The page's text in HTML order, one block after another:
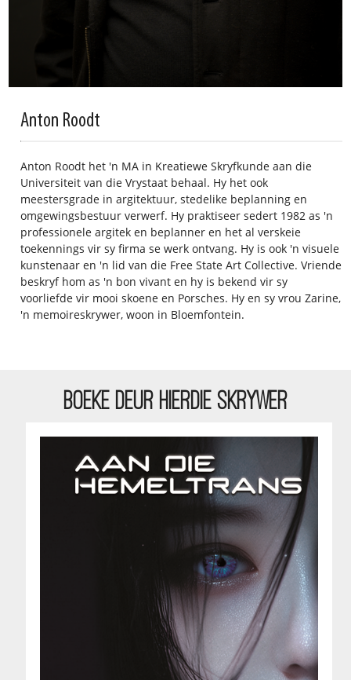
Anton Roodt
Anton Roodt het 'n MA in Kreatiewe Skryfkunde aan die
Universiteit van die Vrystaat behaal. Hy het ook
meestersgrade in argitektuur, stedelike beplanning en
omgewingsbestuur verwerf. Hy praktiseer sedert 1982 as 'n
professionele argitek en beplanner en het al verskeie
toekennings vir sy firma se werk ontvang. Hy is ook 'n visuele
kunstenaar en 'n lid van die Free State Art Collective. Vriende
beskryf hom as 'n bon vivant en hy is bekend vir sy
voorliefde vir mooi skoene en Porsches. Hy en sy vrou Zarine,
'n memoireskrywer, woon in Bloemfontein.
BOEKE DEUR HIERDIE SKRYWER